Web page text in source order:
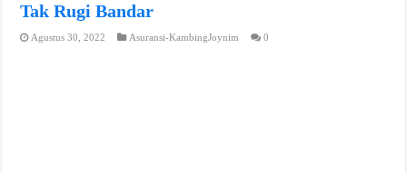
Tak Rugi Bandar
Agustus 30, 2022 Asuransi-KambingJoynim 0